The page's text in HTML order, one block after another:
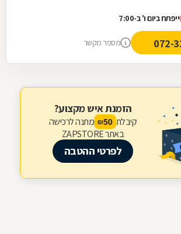
ייפתח ביום ו' ב-7:00
מספר מקשר
הזמנת איש מקצוע?
קיבלת 50
₪ מתנה לרכישה
באתר ZAPSTORE
לפרטי ההטבה